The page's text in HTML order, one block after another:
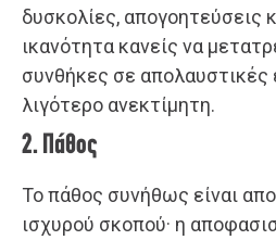
δυσκολίες, απογοητεύσεις
ικανότητα κανείς να
συνθήκες σε απολαυστικές
λιγότερο ανεκτίμητη.
2. Πάθος
Το πάθος συνήθως είναι
ισχυρού σκοπού· η